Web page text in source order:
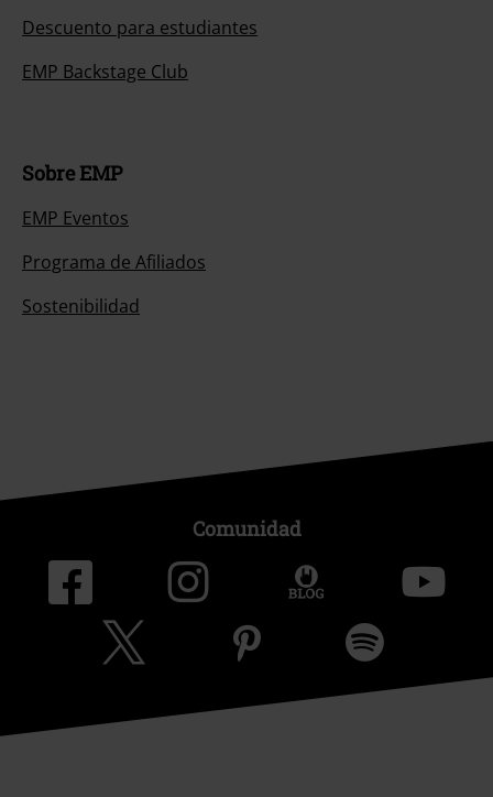
Descuento para estudiantes
EMP Backstage Club
Sobre EMP
EMP Eventos
Programa de Afiliados
Sostenibilidad
Comunidad